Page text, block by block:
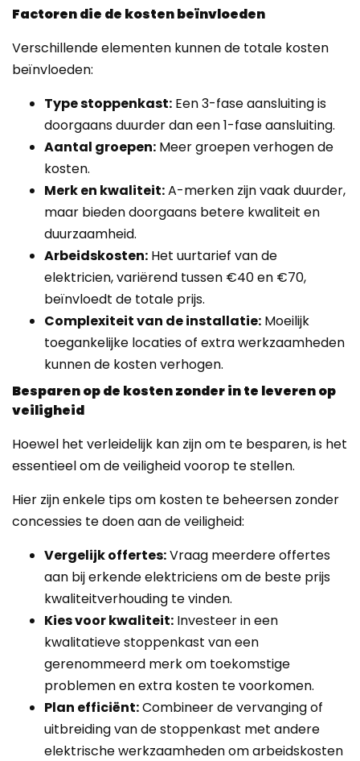
Factoren die de kosten beïnvloeden
Verschillende elementen kunnen de totale kosten
beïnvloeden:
Type stoppenkast: Een 3-fase aansluiting is
doorgaans duurder dan een 1-fase aansluiting.
Aantal groepen: Meer groepen verhogen de
kosten.
Merk en kwaliteit:A-merken zijn vaak duurder,
maar bieden doorgaans betere kwaliteit en
duurzaamheid.
Arbeidskosten: Het uurtarief van de
elektricien, variërend tussen €40 en €70,
beïnvloedt de totale prijs.
Complexiteit van de installatie: Moeilijk
toegankelijke locaties of extra werkzaamheden
kunnen de kosten verhogen.
Besparen op de kosten zonder in te leveren op
veiligheid
Hoewel het verleidelijk kan zijn om te besparen, is het
essentieel om de veiligheid voorop te stellen.
Hier zijn enkele tips om kosten te beheersen zonder
concessies te doen aan de veiligheid:
Vergelijk offertes:Vraag meerdere offertes
aan bij erkende elektriciens om de beste prijs
kwaliteitverhouding te vinden.
Kies voor kwaliteit: Investeer in een
kwalitatieve stoppenkast van een
gerenommeerd merk om toekomstige
problemen en extra kosten te voorkomen.
Plan efficiënt:Combineer de vervanging of
uitbreiding van de stoppenkast met andere
elektrische werkzaamheden om arbeidskosten